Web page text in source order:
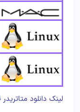
لینک دانلود متاتریدر 4 Alpari بصورت مستقیم